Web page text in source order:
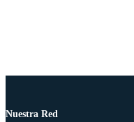
Nuestra Red